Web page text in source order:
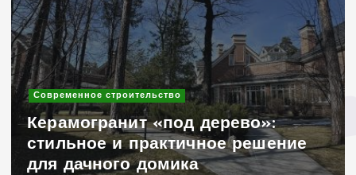
Современное строительство
Керамогранит «под дерево»:
стильное и практичное решение
для дачного домика